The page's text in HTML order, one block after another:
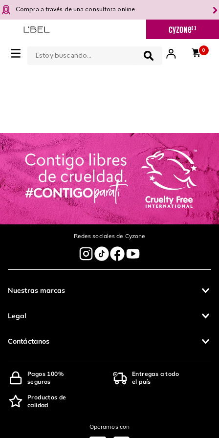
Compra a través de una consultora online
0
Redes sociales de Cyzone
Nuestras marcas
Legal
Contáctanos
Pagos 100%
seguros
Entregas a todo
el país
Productos de
calidad
Operamos con